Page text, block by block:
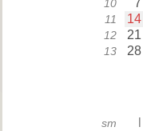
10 7
11 14
12 21
13 28
sm